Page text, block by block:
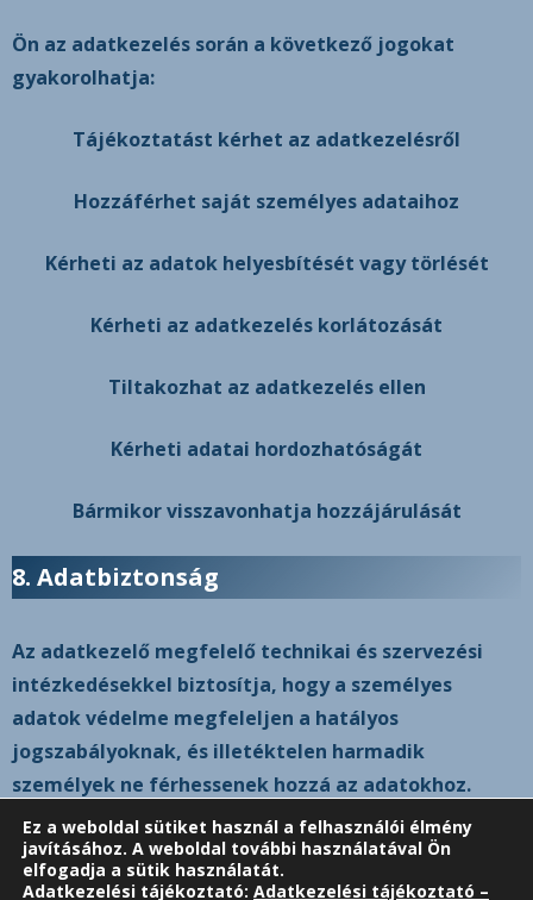
Ön az adatkezelés során a következő jogokat
gyakorolhatja:
Tájékoztatást kérhet az adatkezelésről
Hozzáférhet saját személyes adataihoz
Kérheti az adatok helyesbítését vagy törlését
Kérheti az adatkezelés korlátozását
Tiltakozhat az adatkezelés ellen
Kérheti adatai hordozhatóságát
Bármikor visszavonhatja hozzájárulását
8. Adatbiztonság
Az adatkezelő megfelelő technikai és szervezési
intézkedésekkel biztosítja, hogy a személyes
adatok védelme megfeleljen a hatályos
jogszabályoknak, és illetéktelen harmadik
személyek ne férhessenek hozzá az adatokhoz.
Ez a weboldal sütiket használ a felhasználói élmény
javításához. A weboldal további használatával Ön
elfogadja a sütik használatát.
Adatkezelési tájékoztató: Adatkezelési tájékoztató –